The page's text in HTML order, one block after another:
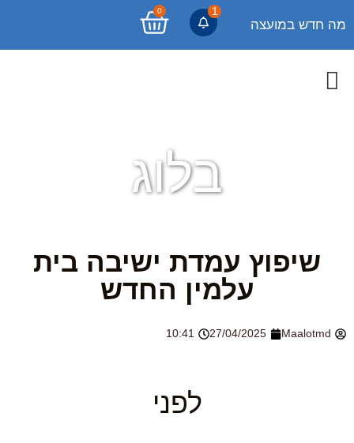
מה חדש במועצה
1
0
בלוג
שיפוץ עמדת ישיבה בית
עלמין החדש
Maalotmd
27/04/2025
10:41
לפני